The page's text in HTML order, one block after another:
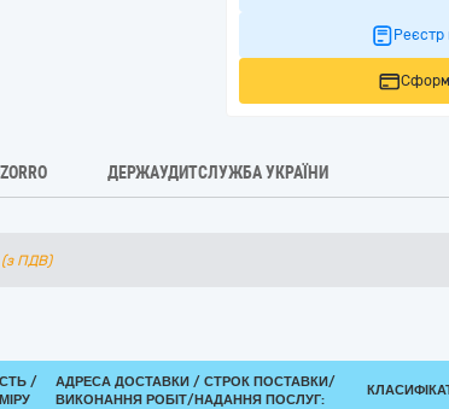
Реєстр
ДЕРЖАУДИТСЛУЖБА УКРАЇНИ
(з ПДВ)
/
АДРЕСА ДОСТАВКИ / СТРОК ПОСТАВКИ/
ВИКОНАННЯ РОБІТ/НАДАННЯ ПОСЛУГ: